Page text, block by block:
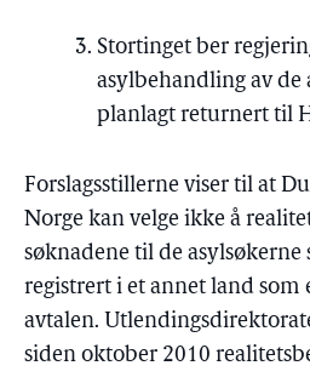
Stortinget ber
asylbehandling av de
planlagt returnert til
Forslagsstillerne viser til at
Norge kan velge ikke å
søknadene til de
registrert i et annet land
avtalen.
siden oktober 2010